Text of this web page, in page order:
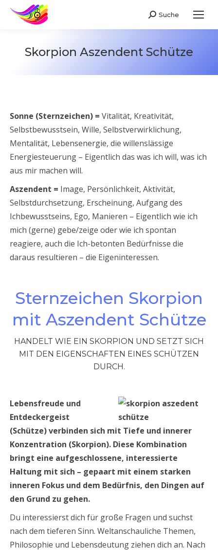
Search:
Suche
Skorpion Aszendent Schütze
Sonne (Sternzeichen) = Vitalität, Kreativität,
Selbstbewusstsein, Wille, Selbstverwirklichung,
Mentalität, Lebensenergie, die willenslässige
Energiesteuerung – Eigentlich das was ich will, was ich
aus mir machen will.
Aszendent = Image, Persönlichkeit, Aktivität,
Selbstdurchsetzung, Erscheinung, Aufgang des
Ichbewusstseins, Ego, Manieren – Eigentlich wie ich
mich (gerne) gebe/zeige oder wie ich spontan
reagiere, auch die Ich-betonten Bedürfnisse die
daraus resultieren – die Eigeninteressen.
Sternzeichen Skorpion
mit Aszendent Schütze
HANDELT WIE EIN SKORPION UND SETZT SICH
MIT DEN EIGENSCHAFTEN EINES SCHÜTZEN
DURCH.
Lebensfreude und
Entdeckergeist
(Schütze) verbinden sich mit Tiefe und innerer
Konzentration (Skorpion). Diese Kombination
bringt eine aufgeschlossene, interessierte
Haltung mit sich – gepaart mit einem starken
inneren Fokus und dem Bedürfnis, den Dingen auf
den Grund zu gehen.
Du interessierst dich für große Fragen und suchst
nach dem tieferen Sinn. Weltanschauliche Themen,
Philosophie und Lebensdeutung ziehen dich an. Nach